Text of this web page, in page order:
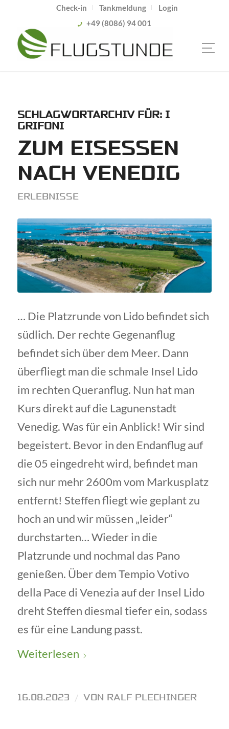
Check-in Tankmeldung
Login
+49 (8086) 94 001
SCHLAGWORTARCHIV FÜR: I
GRIFONI
ZUM EISESSEN
NACH VENEDIG
ERLEBNISSE
… Die Platzrunde von Lido befindet sich
südlich. Der rechte Gegenanflug
befindet sich über dem Meer. Dann
überfliegt man die schmale Insel Lido
im rechten Queranflug. Nun hat man
Kurs direkt auf die Lagunenstadt
Venedig. Was für ein Anblick! Wir sind
begeistert. Bevor in den Endanflug auf
die 05 eingedreht wird, befindet man
sich nur mehr 2600m vom Markusplatz
entfernt! Steffen fliegt wie geplant zu
hoch an und wir müssen „leider“
durchstarten… Wieder in die
Platzrunde und nochmal das Pano
genießen. Über dem Tempio Votivo
della Pace di Venezia auf der Insel Lido
dreht Steffen diesmal tiefer ein, sodass
es für eine Landung passt.
Weiterlesen
16.08.2023 / VON RALF PLECHINGER